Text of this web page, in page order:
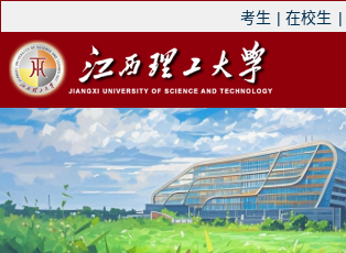
考生 | 在校生 |